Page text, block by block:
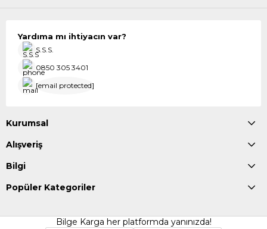
Yardıma mı ihtiyacın var?
S.S.S.
0850 305 3401
[email protected]
Kurumsal
Alışveriş
Bilgi
Popüler Kategoriler
Bilge Karga her platformda yanınızda!